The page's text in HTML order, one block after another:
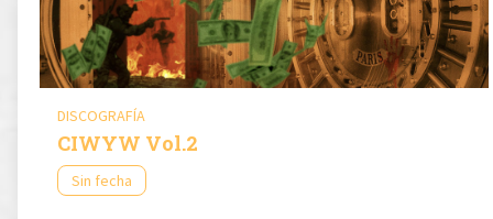
DISCOGRAFÍA
CIWYW Vol​.​2
Sin fecha